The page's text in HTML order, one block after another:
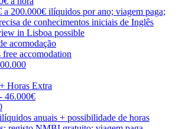
a 200.000€ ilíquidos por ano; viagem paga;
de conhecimentos iniciais de Inglês
in Lisboa possible
acomodação
free accomodation
Horas Extra
46.000€
anuais + possibilidade de horas